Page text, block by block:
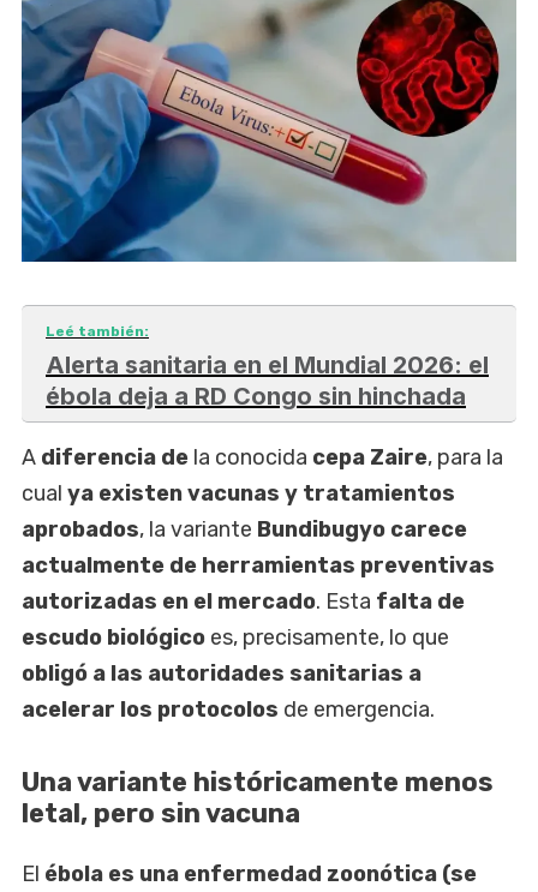
Leé también:
Alerta sanitaria en el Mundial 2026: el
ébola deja a RD Congo sin hinchada
A diferencia de la conocida cepa Zaire, para la
cual ya existen vacunas y tratamientos
aprobados, la variante Bundibugyo carece
actualmente de herramientas preventivas
autorizadas en el mercado. Esta falta de
escudo biológico es, precisamente, lo que
obligó a las autoridades sanitarias a
acelerar los protocolos de emergencia.
Una variante históricamente menos
letal, pero sin vacuna
El ébola es una enfermedad zoonótica (se